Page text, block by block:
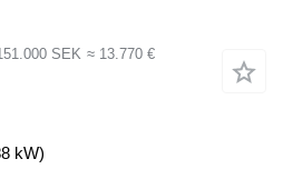
SEK ≈ 13.770 €
kW)